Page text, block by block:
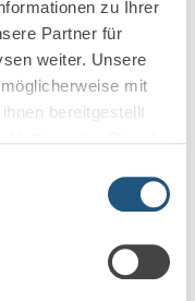
zu Ihrer
Partner für
weiter. Unsere
mit
bereitgestellt
2. Juni 2026
und